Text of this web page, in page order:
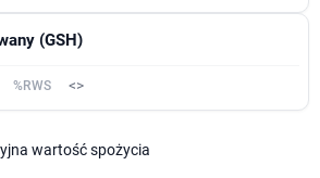
(GSH)
<>
wartość spożycia